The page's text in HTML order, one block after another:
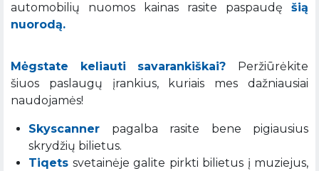
automobilių nuomos kainas rasite paspaudę šią
nuorodą.
Mėgstate keliauti savarankiškai? Peržiūrėkite
šiuos paslaugų įrankius, kuriais mes dažniausiai
naudojamės!
Skyscanner pagalba rasite bene pigiausius
skrydžių bilietus.
Tiqets svetainėje galite pirkti bilietus į muziejus,